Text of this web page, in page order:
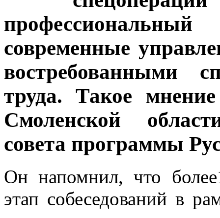
современные
востребованными
труда. Такое
Смоленской
совета программы
Он напомнил, что
этап собеседований в